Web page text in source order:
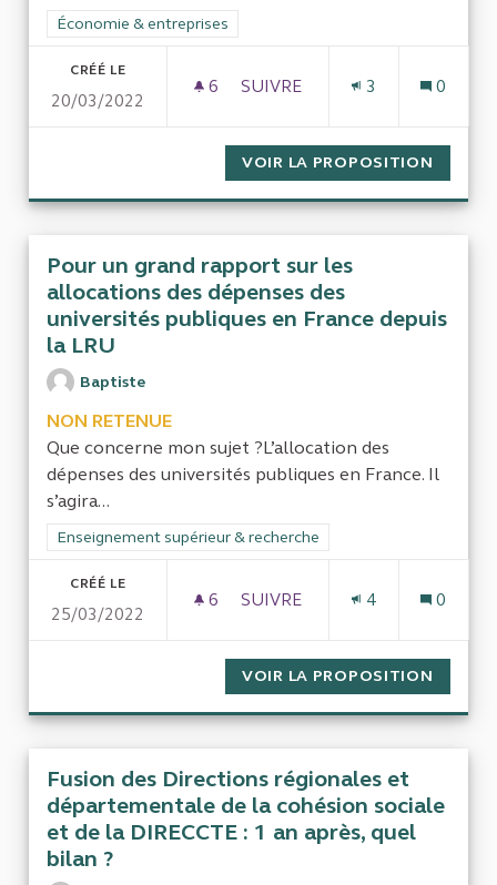
Filtrer les résultats de la catégorie : Économie & entreprises
Économie & entreprises
CRÉÉ LE
20/03/2022
6 6 ABONNÉS
SUIVRE
3 0
VOIR LA PROPOSITION
Pour un grand rapport sur les
allocations des dépenses des
universités publiques en France depuis
la LRU
Baptiste
NON RETENUE
Que concerne mon sujet ?L’allocation des
dépenses des universités publiques en France. Il
s’agira...
Filtrer les résultats de la catégorie : Enseignement supérieur
Enseignement supérieur & recherche
CRÉÉ LE
25/03/2022
6 6 ABONNÉS
SUIVRE
4 0
VOIR LA PROPOSITION
Fusion des Directions régionales et
départementale de la cohésion sociale
et de la DIRECCTE : 1 an après, quel
bilan ?